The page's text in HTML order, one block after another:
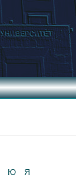
Ю
Я